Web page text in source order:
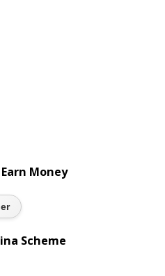
Earn Money
Scheme